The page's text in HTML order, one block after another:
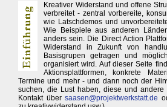
Kreativer Widerstand und offene
verbreitet - zentral vorbereite,
wie Latschdemos und
Wie Beispiele aus anderen
anders sein. Die Direct Action
Widerstand in Zukunft von
Basisgrupen getragen und
organisiert wird. Auf dieser Seite
Aktionsplattformen, konkrete
Termine und mehr - und dann noch der
suchen, die Lust haben, diese und andere
Kontakt übersaasen@projektwerkstatt.de